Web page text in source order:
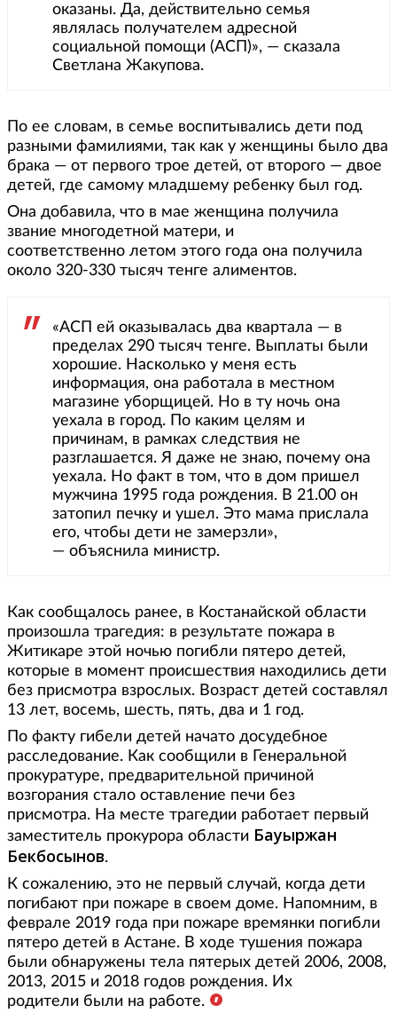
оказаны. Да, действительно семья
являлась получателем адресной
социальной помощи (АСП)», — сказала
Светлана Жакупова.
По ее словам, в семье воспитывались дети под
разными фамилиями, так как у женщины было два
брака — от первого трое детей, от второго — двое
детей, где самому младшему ребенку был год.
Она добавила, что в мае женщина получила
звание многодетной матери, и
соответственно летом этого года она получила
около 320-330 тысяч тенге алиментов.
«АСП ей оказывалась два квартала — в
пределах 290 тысяч тенге. Выплаты были
хорошие. Насколько у меня есть
информация, она работала в местном
магазине уборщицей. Но в ту ночь она
уехала в город. По каким целям и
причинам, в рамках следствия не
разглашается. Я даже не знаю, почему она
уехала. Но факт в том, что в дом пришел
мужчина 1995 года рождения. В 21.00 он
затопил печку и ушел. Это мама прислала
его, чтобы дети не замерзли»,
— объяснила министр.
Как сообщалось ранее, в Костанайской области
произошла трагедия: в результате пожара в
Житикаре этой ночью погибли пятеро детей,
которые в момент происшествия находились дети
без присмотра взрослых. Возраст детей составлял
13 лет, восемь, шесть, пять, два и 1 год.
По факту гибели детей начато досудебное
расследование. Как сообщили в Генеральной
прокуратуре, предварительной причиной
возгорания стало оставление печи без
присмотра. На месте трагедии работает первый
заместитель прокурора области Бауыржан
Бекбосынов.
К сожалению, это не первый случай, когда дети
погибают при пожаре в своем доме. Напомним, в
феврале 2019 года при пожаре времянки погибли
пятеро детей в Астане. В ходе тушения пожара
были обнаружены тела пятерых детей 2006, 2008,
2013, 2015 и 2018 годов рождения. Их
родители были на работе.